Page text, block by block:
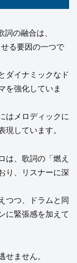
詞の融合は、
る要因の一つで
ダイナミックなド
を強化していま
はメロディックに
現しています。
は、歌詞の「燃え
り、リスナーに深
つつ、ドラムと同
に緊張感を加えて
せません。